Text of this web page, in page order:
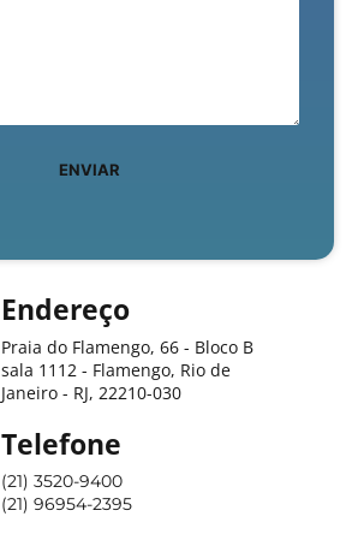
Endereço
Praia do Flamengo, 66 - Bloco B
sala 1112 - Flamengo, Rio de
Janeiro - RJ, 22210-030
Telefone
(21) 3520-9400
(21) 96954-2395